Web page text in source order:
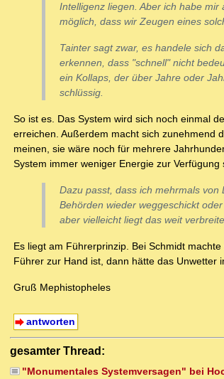
Intelligenz liegen. Aber ich habe
möglich, dass wir Zeugen eines
Tainter sagt zwar, es handele sich
erkennen, dass "schnell" nicht
ein Kollaps, der über Jahre oder
schlüssig.
So ist es. Das System wird sich noch einmal
erreichen. Außerdem macht sich zunehmend
meinen, sie wäre noch für mehrere
System immer weniger Energie zur Verfügung
Dazu passt, dass ich mehrmals
Behörden wieder weggeschickt
aber vielleicht liegt das weit
Es liegt am Führerprinzip. Bei Schmidt
Führer zur Hand ist, dann hätte das Unwetter
Gruß Mephistopheles
antworten
gesamter Thread:
"Monumentales Systemversagen" bei